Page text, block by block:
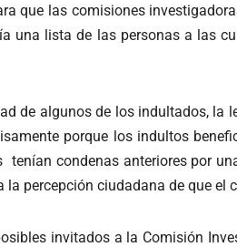
que las comisiones
una lista de las personas a las
de algunos de los indultados, la
porque los indultos
condenas anteriores por
percepción ciudadana de que el
invitados a la Comisión